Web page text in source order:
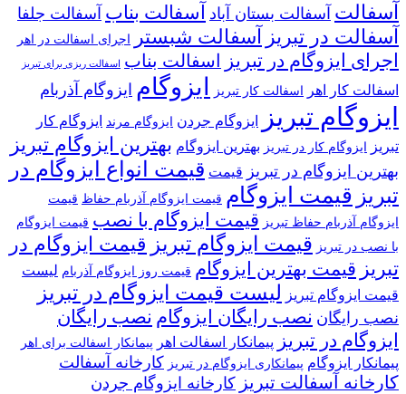
آسفالت آسفالت بستان آباد آسفالت بناب آسفالت جلفا
آسفالت در تبریز آسفالت شبستر اجرای اسفالت در اهر
اجرای ایزوگام در تبریز اسفالت بناب اسفالت ریزی برای تبریز
اسفالت کار اهر اسفالت کار تبریز ایزوگام ایزوگام آذربام
ایزوگام تبریز ایزوگام جردن ایزوگام مرند ایزوگام کار
تبریز ایزوگام کار در تبریز بهترین ایزوگام بهترین ایزوگام تبریز
بهترین ایزوگام در تبریز قیمت قیمت انواع ایزوگام در
تبریز قیمت ایزوگام قیمت ایزوگام آذربام حفاظ قیمت
ایزوگام آذربام حفاظ تبریز قیمت ایزوگام با نصب قیمت ایزوگام
با نصب در تبریز قیمت ایزوگام تبریز قیمت ایزوگام در
تبریز قیمت بهترین ایزوگام قیمت روز ایزوگام آذربام لیست
قیمت ایزوگام تبریز لیست قیمت ایزوگام در تبریز
نصب رایگان نصب رایگان ایزوگام نصب رایگان
ایزوگام در تبریز پیمانکار اسفالت اهر پیمانکار اسفالت برای اهر
پیمانکار ایزوگام پیمانکاری ایزوگام در تبریز کارخانه آسفالت
کارخانه آسفالت تبریز کارخانه ایزوگام جردن